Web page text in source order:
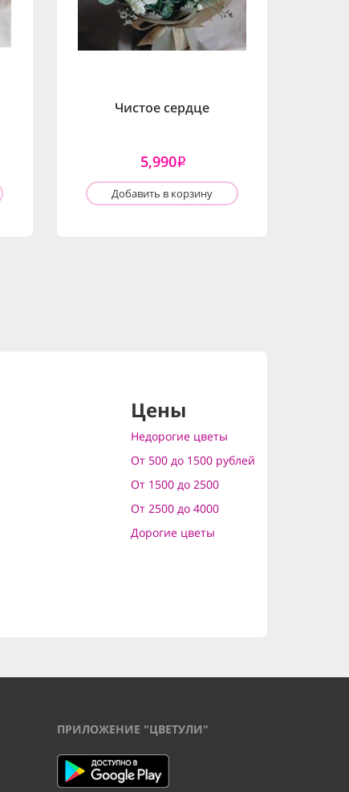
Чистое сердце
5,990i
Добавить в корзину
Цены
Недорогие цветы
От 500 до 1500 рублей
От 1500 до 2500
От 2500 до 4000
Дорогие цветы
ПРИЛОЖЕНИЕ "ЦВЕТУЛИ"